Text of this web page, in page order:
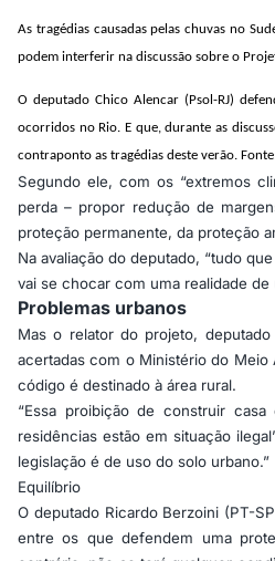
As tragédias causadas pelas chuvas no
podem interferir na discussão sobre o
O deputado Chico Alencar (Psol-RJ)
ocorridos no Rio. E que, durante as
contraponto as tragédias deste verão.
Segundo ele, com os “extremos
perda – propor redução de
proteção permanente, da proteção
Na avaliação do deputado, “tudo
vai se chocar com uma realidade
Problemas urbanos
Mas o relator do projeto,
acertadas com o Ministério do Meio
código é destinado à área rural.
“Essa proibição de construir
residências estão em situação
legislação é de uso do solo urbano.”
Equilíbrio
O deputado Ricardo Berzoini (PT-
entre os que defendem uma